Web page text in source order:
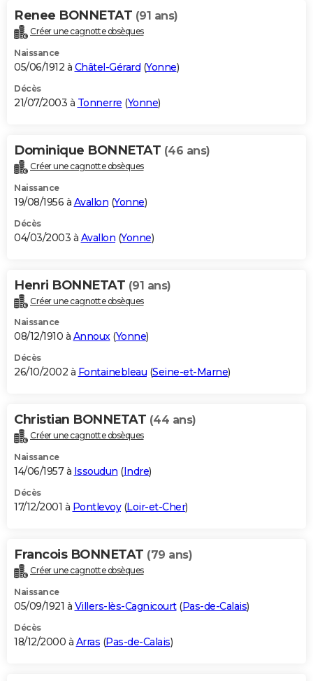
Renee BONNETAT (91 ans)
Créer une cagnotte obsèques
Naissance
05/06/1912 à Châtel-Gérard (Yonne)
Décès
21/07/2003 à Tonnerre (Yonne)
Dominique BONNETAT (46 ans)
Créer une cagnotte obsèques
Naissance
19/08/1956 à Avallon (Yonne)
Décès
04/03/2003 à Avallon (Yonne)
Henri BONNETAT (91 ans)
Créer une cagnotte obsèques
Naissance
08/12/1910 à Annoux(Yonne)
Décès
26/10/2002 à Fontainebleau (Seine-et-Marne)
Christian BONNETAT (44 ans)
Créer une cagnotte obsèques
Naissance
14/06/1957 à Issoudun (Indre)
Décès
17/12/2001 à Pontlevoy(Loir-et-Cher)
Francois BONNETAT (79 ans)
Créer une cagnotte obsèques
Naissance
05/09/1921 à Villers-lès-Cagnicourt(Pas-de-Calais)
Décès
18/12/2000 à Arras (Pas-de-Calais)